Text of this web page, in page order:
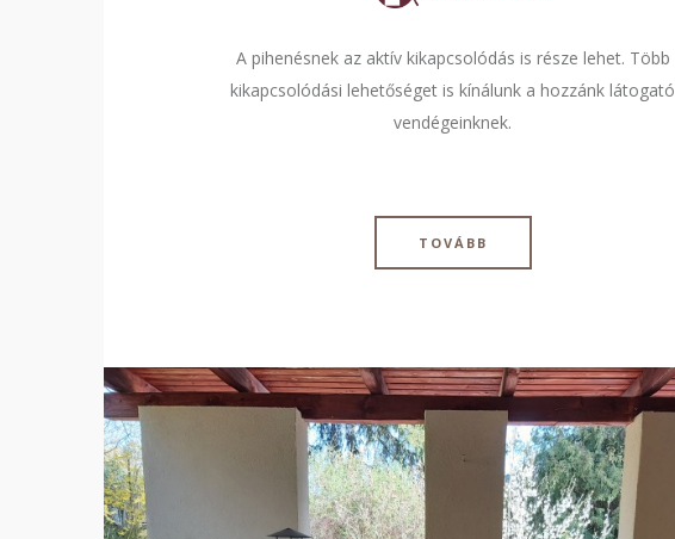
A pihenésnek az aktív kikapcsolódás is része lehet. Több
kikapcsolódási lehetőséget is kínálunk a hozzánk látogató
vendégeinknek.
TOVÁBB